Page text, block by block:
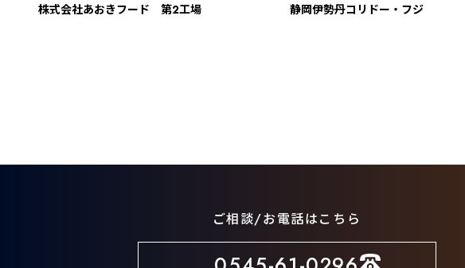
株式会社あおきフード 第2工場 静岡伊勢丹コリドー・フジ
ご相談/お電話はこちら